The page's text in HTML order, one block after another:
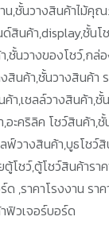
น,ชั้นวางสินค้าไม้
ด์สินค้า,display,ชั้
ชั้นวางของโชว์,กล่
นค้า,ชั้นวางสินค้า
า,เชลล์วางสินค้า,
ะคริลิค โชว์สินค้า,
ฟ์วางสินค้า,บูธโชว์
ตู้โชว์,ตู้โชว์สินค้าร
,ราคาโรงงาน ร
ฟิวเจอร์บอร์ด